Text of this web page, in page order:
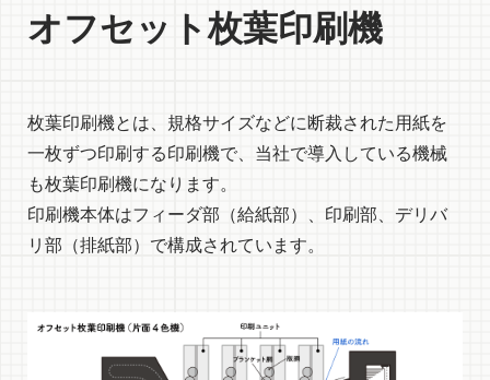
オフセット枚葉印刷機
枚葉印刷機とは、規格サイズなどに断裁された用紙を
一枚ずつ印刷する印刷機で、当社で導入している機械
も枚葉印刷機になります。
印刷機本体はフィーダ部（給紙部）、印刷部、デリバ
リ部（排紙部）で構成されています。